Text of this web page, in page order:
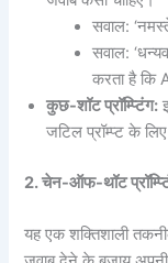
सवाल:
सवाल:
करता है कि
कुछ-शॉटप्रॉम्प्टिंग:
जटिल प्रॉम्प्ट के
2.चेन-ऑफ-थॉट
यह एक शक्तिशाली